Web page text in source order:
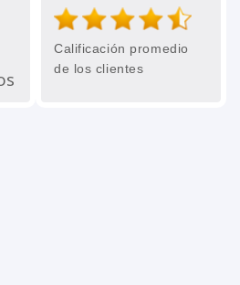
Calificación promedio
de los clientes